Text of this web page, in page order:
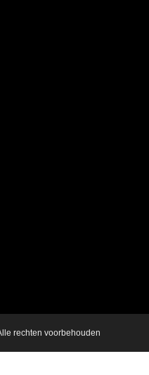
rechten voorbehouden